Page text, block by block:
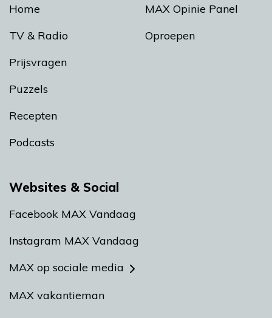
Home
TV & Radio
Prijsvragen
Puzzels
Recepten
Podcasts
MAX Opinie Panel
Oproepen
Websites & Social
Facebook MAX Vandaag
Instagram MAX Vandaag
MAX op sociale media
MAX vakantieman